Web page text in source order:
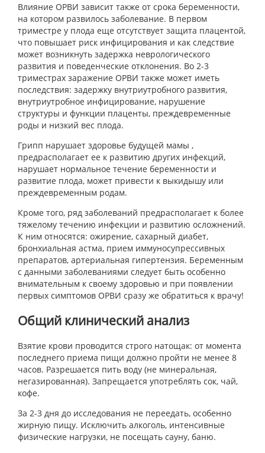
Влияние ОРВИ зависит также от срока беременности,
на котором развилось заболевание. В первом
триместре у плода еще отсутствует защита плацентой,
что повышает риск инфицирования и как следствие
может возникнуть задержка неврологического
развития и поведенческие отклонения. Во 2-3
триместрах заражение ОРВИ также может иметь
последствия: задержку внутриутробного развития,
внутриутробное инфицирование, нарушение
структуры и функции плаценты, преждевременные
роды и низкий вес плода.
Грипп нарушает здоровье будущей мамы ,
предрасполагает ее к развитию других инфекций,
нарушает нормальное течение беременности и
развитие плода, может привести к выкидышу или
преждевременным родам.
Кроме того, ряд заболеваний предрасполагает к более
тяжелому течению инфекции и развитию осложнений.
К ним относятся: ожирение, сахарный диабет,
бронхиальная астма, прием иммуносупрессивных
препаратов, артериальная гипертензия. Беременным
с данными заболеваниями следует быть особенно
внимательным к своему здоровью и при появлении
первых симптомов ОРВИ сразу же обратиться к врачу!
Общий клинический анализ
Взятие крови проводится строго натощак: от момента
последнего приема пищи должно пройти не менее 8
часов. Разрешается пить воду (не минеральная,
негазированная). Запрещается употреблять сок, чай,
кофе.
За 2-3 дня до исследования не переедать, особенно
жирную пищу. Исключить алкоголь, интенсивные
физические нагрузки, не посещать сауну, баню.